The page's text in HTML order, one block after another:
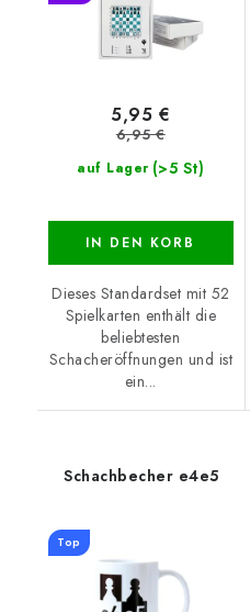
auf Lager (>5 St)
5,95 €
6,95 €
IN DEN KORB
Dieses Standardset mit 52
Spielkarten enthält die
beliebtesten
Schacheröffnungen und ist
ein...
Schachbecher e4e5
Top